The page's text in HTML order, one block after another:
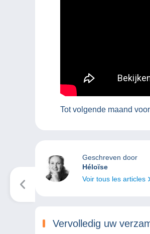
Tot volgende maand
Geschreven door
Héloïse
Voir tous les articles
Vervolledig uw